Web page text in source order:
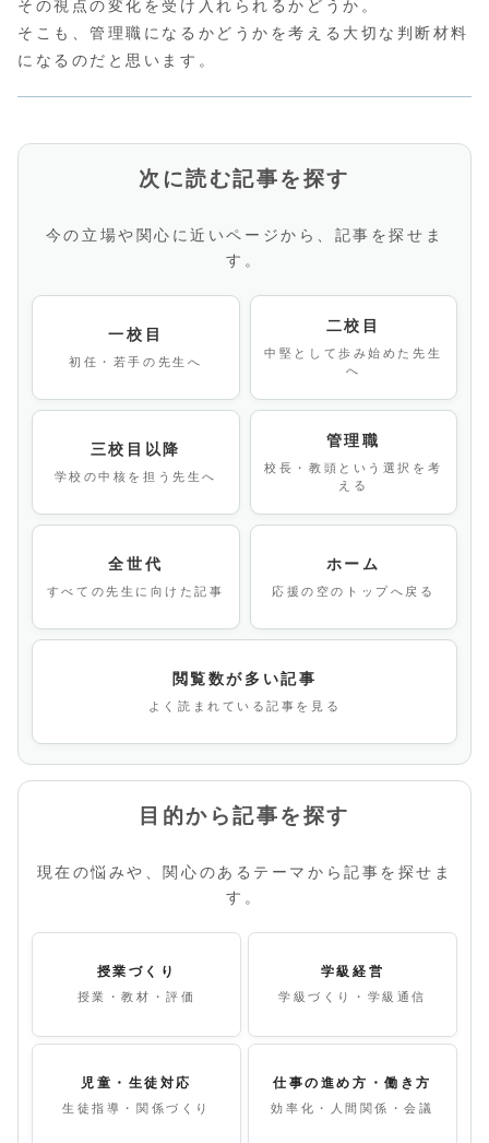
その視点の変化を受け入れられるかどうか。
そこも、管理職になるかどうかを考える大切な判断材料
になるのだと思います。
次に読む記事を探す
今の立場や関心に近いページから、記事を探せま
す。
一校目
初任・若手の先生へ
二校目
中堅として歩み始めた先生
へ
三校目以降
学校の中核を担う先生へ
管理職
校長・教頭という選択を考
える
全世代
すべての先生に向けた記事
ホーム
応援の空のトップへ戻る
閲覧数が多い記事
よく読まれている記事を見る
目的から記事を探す
現在の悩みや、関心のあるテーマから記事を探せま
す。
授業づくり
授業・教材・評価
学級経営
学級づくり・学級通信
児童・生徒対応
生徒指導・関係づくり
仕事の進め方・働き方
効率化・人間関係・会議